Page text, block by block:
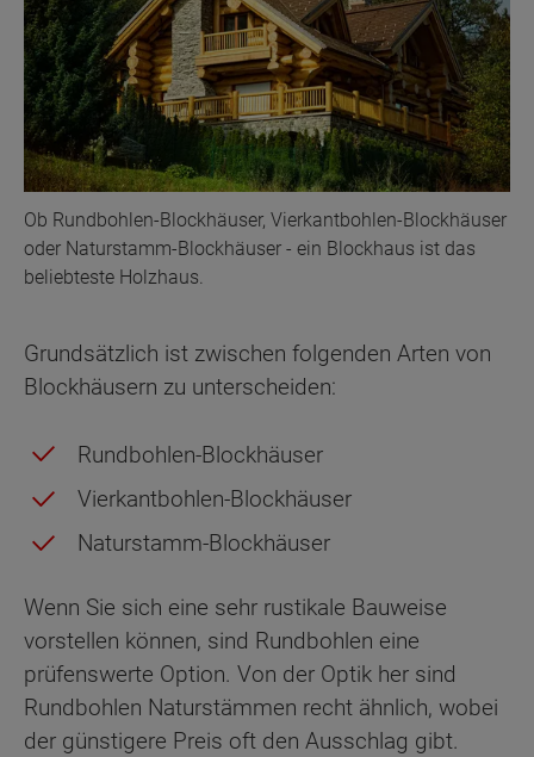
Ob Rundbohlen-Blockhäuser, Vierkantbohlen-Blockhäuser
oder Naturstamm-Blockhäuser - ein Blockhaus ist das
beliebteste Holzhaus.
Grundsätzlich ist zwischen folgenden Arten von
Blockhäusern zu unterscheiden:
Rundbohlen-Blockhäuser
Vierkantbohlen-Blockhäuser
Naturstamm-Blockhäuser
Wenn Sie sich eine sehr rustikale Bauweise
vorstellen können, sind Rundbohlen eine
prüfenswerte Option. Von der Optik her sind
Rundbohlen Naturstämmen recht ähnlich, wobei
der günstigere Preis oft den Ausschlag gibt.